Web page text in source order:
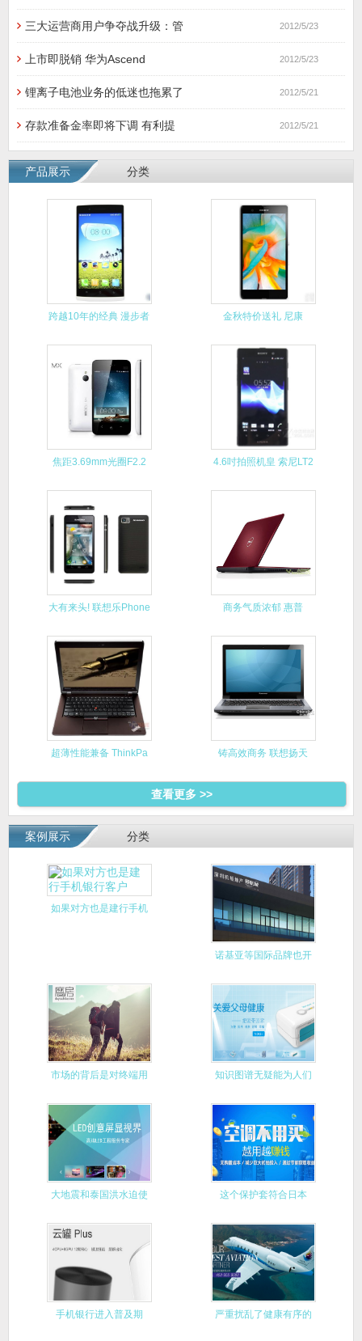
三大运营商用户争夺战升级：管 2012/5/23
上市即脱销 华为Ascend 2012/5/23
锂离子电池业务的低迷也拖累了 2012/5/21
存款准备金率即将下调 有利提 2012/5/21
产品展示 分类
跨越10年的经典 漫步者 金秋特价送礼 尼康
焦距3.69mm光圈F2.2 4.6吋拍照机皇 索尼LT2
大有来头! 联想乐Phone 商务气质浓郁 惠普
超薄性能兼备 ThinkPa 铸高效商务 联想扬天
查看更多 >>
案例展示 分类
如果对方也是建行手机
诺基亚等国际品牌也开
市场的背后是对终端用 知识图谱无疑能为人们
大地震和泰国洪水迫使 这个保护套符合日本
手机银行进入普及期 严重扰乱了健康有序的